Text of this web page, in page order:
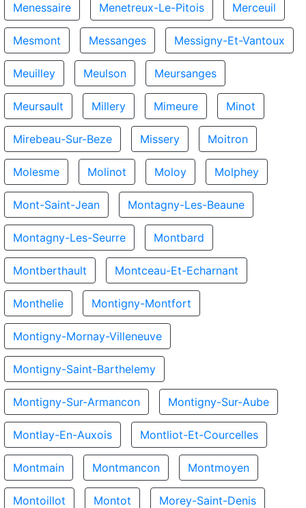
Menessaire Menetreux-Le-Pitois Merceuil
Mesmont Messanges Messigny-Et-Vantoux
Meuilley Meulson Meursanges
Meursault Millery Mimeure Minot
Mirebeau-Sur-Beze Missery Moitron
Molesme Molinot Moloy Molphey
Mont-Saint-Jean Montagny-Les-Beaune
Montagny-Les-Seurre Montbard
Montberthault Montceau-Et-Echarnant
Monthelie Montigny-Montfort
Montigny-Mornay-Villeneuve
Montigny-Saint-Barthelemy
Montigny-Sur-Armancon Montigny-Sur-Aube
Montlay-En-Auxois Montliot-Et-Courcelles
Montmain Montmancon Montmoyen
Montoillot Montot Morey-Saint-Denis